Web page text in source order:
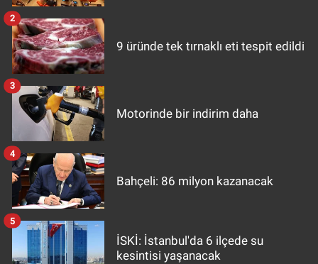
9 üründe tek tırnaklı eti tespit edildi
2
Motorinde bir indirim daha
3
Bahçeli: 86 milyon kazanacak
4
İSKİ: İstanbul'da 6 ilçede su
kesintisi yaşanacak
5